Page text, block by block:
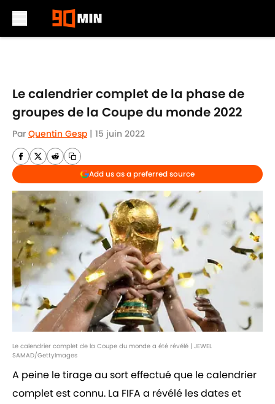
Le calendrier complet de la phase de
groupes de la Coupe du monde 2022
Par Quentin Gesp | 15 juin 2022
Add us as a preferred source
Le calendrier complet de la Coupe du monde a été révélé | JEWEL
SAMAD/GettyImages
A peine le tirage au sort effectué que le calendrier
complet est connu. La FIFA a révélé les dates et